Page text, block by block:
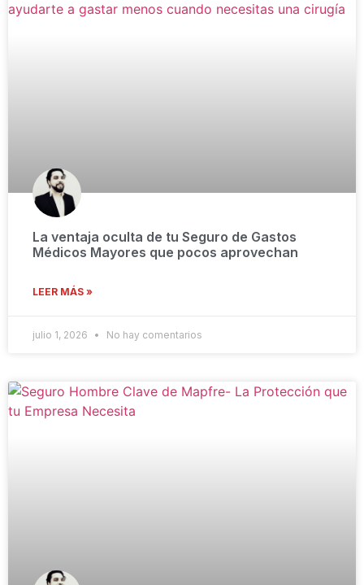
La ventaja oculta de tu Seguro de Gastos
Médicos Mayores que pocos aprovechan
LEER MÁS »
julio 1, 2026 No hay comentarios